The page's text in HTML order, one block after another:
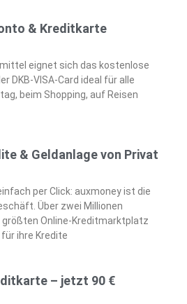
& Kreditkarte
eignet sich das kostenlose
DKB-VISA-Card ideal für alle
beim Shopping, auf Reisen
& Geldanlage von Privat
per Click: auxmoney ist die
Über zwei Millionen
Online-Kreditmarktplatz
ihre Kredite
– jetzt 90 €